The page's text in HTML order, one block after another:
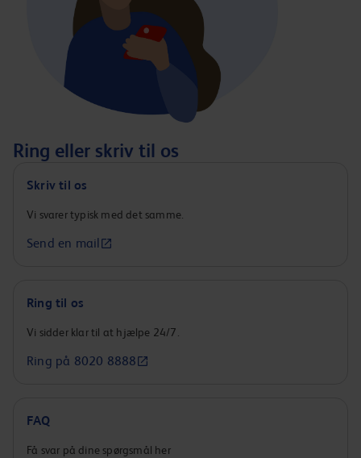
Ring eller skriv til os
Skriv til os
Vi svarer typisk med det samme.
Send en mail
Ring til os
Vi sidder klar til at hjælpe 24/7.
Ring på 8020 8888
FAQ
Få svar på dine spørgsmål her